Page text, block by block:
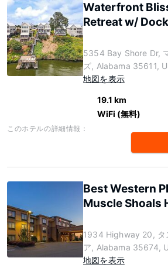
Waterfront
Retreat w/
5354 Bay Shore Dr,
ズ, Alabama 35611,
地図を表示
19.1 km
WiFi (無料)
このホテルの詳細情報：
Best Western
Muscle Shoals
1934 Highway 20, タ
ア, Alabama 35674,
地図を表示